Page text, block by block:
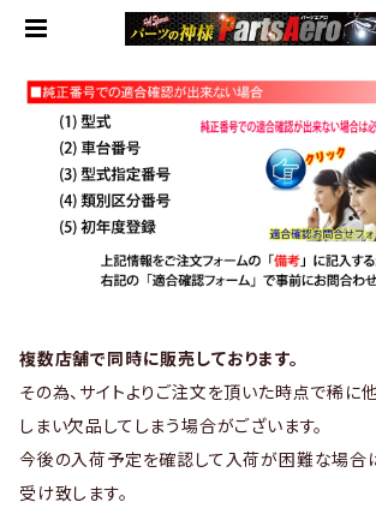
複数店舗で同時に販売しております。
その為、サイトよりご注文を頂いた時点で稀に
しまい欠品してしまう場合がございます。
今後の入荷予定を確認して入荷が困難な場合
受け致します。